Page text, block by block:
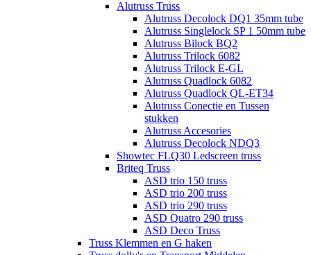
Alutruss Truss
Alutruss Decolock DQ1 35mm tube
Alutruss Singlelock SP 1 50mm tube
Alutruss Bilock BQ2
Alutruss Trilock 6082
Alutruss Trilock E-GL
Alutruss Quadlock 6082
Alutruss Quadlock QL-ET34
Alutruss Conectie en Tussen
stukken
Alutruss Accesories
Alutruss Decolock NDQ3
Showtec FLQ30 Ledscreen truss
Briteq Truss
ASD trio 150 truss
ASD trio 200 truss
ASD trio 290 truss
ASD Quatro 290 truss
ASD Deco Truss
Truss Klemmen en G haken